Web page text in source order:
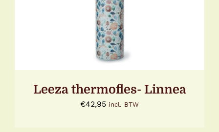
DETAILS
Leeza thermofles- Linnea
€42,95 incl. BTW